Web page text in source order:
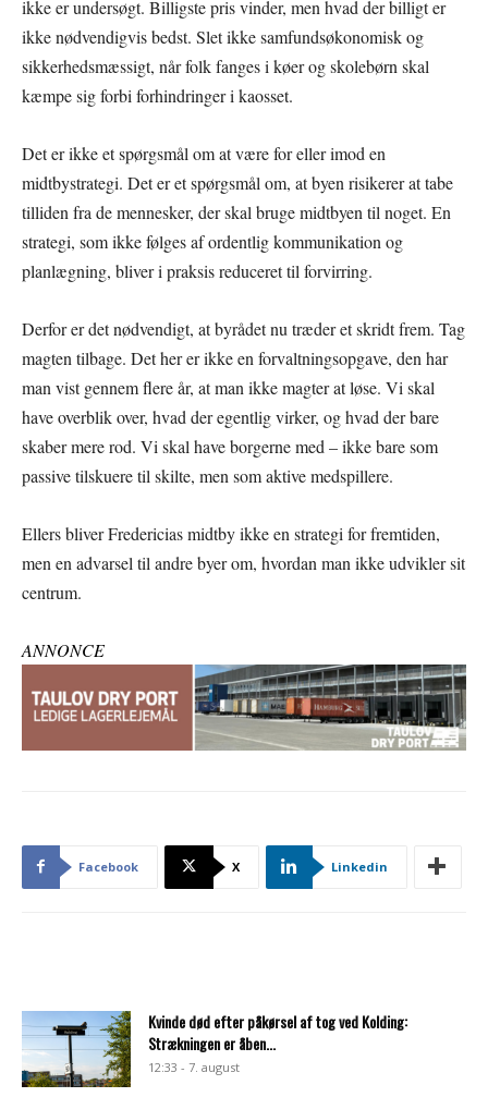
ikke er undersøgt. Billigste pris vinder, men hvad der billigt er
ikke nødvendigvis bedst. Slet ikke samfundsøkonomisk og
sikkerhedsmæssigt, når folk fanges i køer og skolebørn skal
kæmpe sig forbi forhindringer i kaosset.
Det er ikke et spørgsmål om at være for eller imod en
midtbystrategi. Det er et spørgsmål om, at byen risikerer at tabe
tilliden fra de mennesker, der skal bruge midtbyen til noget. En
strategi, som ikke følges af ordentlig kommunikation og
planlægning, bliver i praksis reduceret til forvirring.
Derfor er det nødvendigt, at byrådet nu træder et skridt frem. Tag
magten tilbage. Det her er ikke en forvaltningsopgave, den har
man vist gennem flere år, at man ikke magter at løse. Vi skal
have overblik over, hvad der egentlig virker, og hvad der bare
skaber mere rod. Vi skal have borgerne med – ikke bare som
passive tilskuere til skilte, men som aktive medspillere.
Ellers bliver Fredericias midtby ikke en strategi for fremtiden,
men en advarsel til andre byer om, hvordan man ikke udvikler sit
centrum.
ANNONCE
Facebook X Linkedin
Kvinde død efter påkørsel af tog ved Kolding:
Strækningen er åben...
12:33 - 7. august